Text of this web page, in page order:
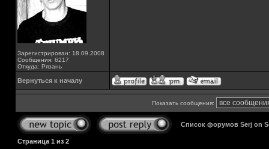
Зарегистрирован: 18.09.2008
Сообщения: 6217
Откуда: Рязань
Вернуться к началу
Показать сообщения:
Список форумов Serj on
Страница 1 из 2